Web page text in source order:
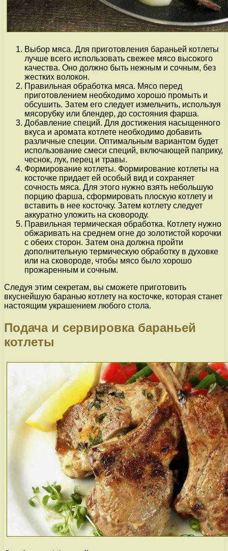
Выбор мяса. Для приготовления бараньей котлеты
лучше всего использовать свежее мясо высокого
качества. Оно должно быть нежным и сочным, без
жестких волокон.
Правильная обработка мяса. Мясо перед
приготовлением необходимо хорошо промыть и
обсушить. Затем его следует измельчить, используя
мясорубку или блендер, до состояния фарша.
Добавление специй. Для достижения насыщенного
вкуса и аромата котлете необходимо добавить
различные специи. Оптимальным вариантом будет
использование смеси специй, включающей паприку,
чеснок, лук, перец и травы.
Формирование котлеты. Формирование котлеты на
косточке придает ей особый вид и сохраняет
сочность мяса. Для этого нужно взять небольшую
порцию фарша, сформировать плоскую котлету и
вставить в нее косточку. Затем котлету следует
аккуратно уложить на сковороду.
Правильная термическая обработка. Котлету нужно
обжаривать на среднем огне до золотистой корочки
с обеих сторон. Затем она должна пройти
дополнительную термическую обработку в духовке
или на сковороде, чтобы мясо было хорошо
прожаренным и сочным.
Следуя этим секретам, вы сможете приготовить
вкуснейшую баранью котлету на косточке, которая станет
настоящим украшением любого стола.
Подача и сервировка бараньей
котлеты